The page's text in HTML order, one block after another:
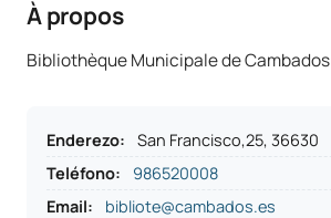
À propos
Bibliothèque Municipale de Cambados
Enderezo:
San Francisco,25, 36630
Teléfono:
986520008
Email:
bibliote@cambados.es